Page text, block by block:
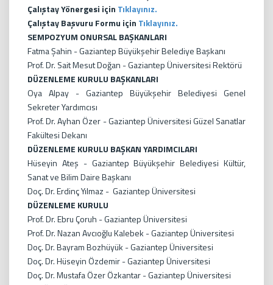
Çalıştay Yönergesi için Tıklayınız.
Çalıştay Başvuru Formu için Tıklayınız.
SEMPOZYUM ONURSAL BAŞKANLARI
Fatma Şahin - Gaziantep Büyükşehir Belediye Başkanı
Prof. Dr. Sait Mesut Doğan - Gaziantep Üniversitesi Rektörü
DÜZENLEME KURULU BAŞKANLARI
Oya Alpay - Gaziantep Büyükşehir Belediyesi Genel
Sekreter Yardımcısı
Prof. Dr. Ayhan Özer - Gaziantep Üniversitesi Güzel Sanatlar
Fakültesi Dekanı
DÜZENLEME KURULU BAŞKAN YARDIMCILARI
Hüseyin Ateş - Gaziantep Büyükşehir Belediyesi Kültür,
Sanat ve Bilim Daire Başkanı
Doç. Dr. Erdinç Yılmaz - Gaziantep Üniversitesi
DÜZENLEME KURULU
Prof. Dr. Ebru Çoruh - Gaziantep Üniversitesi
Prof. Dr. Nazan Avcıoğlu Kalebek - Gaziantep Üniversitesi
Doç. Dr. Bayram Bozhüyük - Gaziantep Üniversitesi
Doç. Dr. Hüseyin Özdemir - Gaziantep Üniversitesi
Doç. Dr. Mustafa Özer Özkantar - Gaziantep Üniversitesi